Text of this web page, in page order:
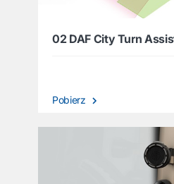
02 DAF City Turn
Pobierz